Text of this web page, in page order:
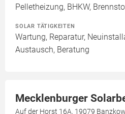
Pelletheizung, BHKW,
SOLAR TÄTIGKEITEN
Wartung, Reparatur,
Austausch, Beratung
Mecklenburger
Auf der Horst 16A, 19079